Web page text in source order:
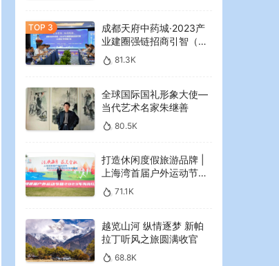
成都天府中药城·2023产
业建圈强链招商引智（大
湾区）专场推介会在广州
举行
81.3K
全球国际国礼形象大使—
当代艺术名家朱继善
80.5K
打造休闲度假旅游品牌 |
上海湾首届户外运动节暨
2023年海湾红叶节启幕
71.1K
越览山河 纵情逐梦 新帕
拉丁听风之旅圆满收官
68.8K